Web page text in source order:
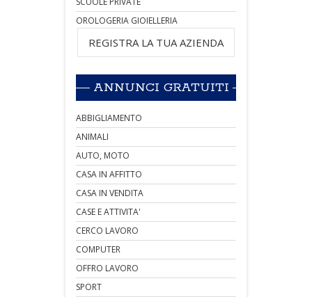
OROLOGERIA GIOIELLERIA
REGISTRA LA TUA AZIENDA
ANNUNCI GRATUITI
ABBIGLIAMENTO
ANIMALI
AUTO, MOTO
CASA IN AFFITTO
CASA IN VENDITA
CASE E ATTIVITA'
CERCO LAVORO
COMPUTER
OFFRO LAVORO
SPORT